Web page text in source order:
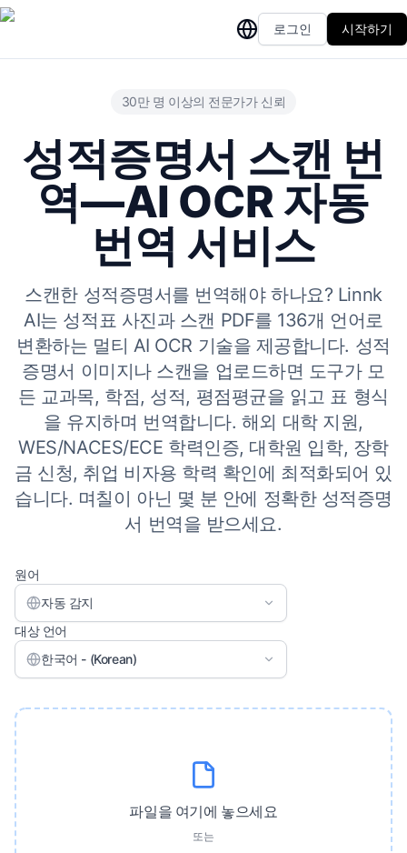
로그인 시작하기
30만 명 이상의 전문가가 신뢰
성적증명서 스캔 번
역—AI OCR 자동
번역 서비스
스캔한 성적증명서를 번역해야 하나요? Linnk
AI는 성적표 사진과 스캔 PDF를 136개 언어로
변환하는 멀티 AI OCR 기술을 제공합니다. 성적
증명서 이미지나 스캔을 업로드하면 도구가 모
든 교과목, 학점, 성적, 평점평균을 읽고 표 형식
을 유지하며 번역합니다. 해외 대학 지원,
WES/NACES/ECE 학력인증, 대학원 입학, 장학
금 신청, 취업 비자용 학력 확인에 최적화되어 있
습니다. 며칠이 아닌 몇 분 안에 정확한 성적증명
서 번역을 받으세요.
원어
자동 감지
대상 언어
한국어 - (Korean)
파일을 여기에 놓으세요
또는